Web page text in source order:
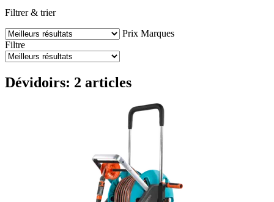
Filtrer & trier
Prix Marques
Filtre
Dévidoirs: 2 articles